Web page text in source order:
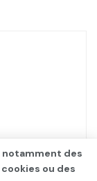
des
ou des